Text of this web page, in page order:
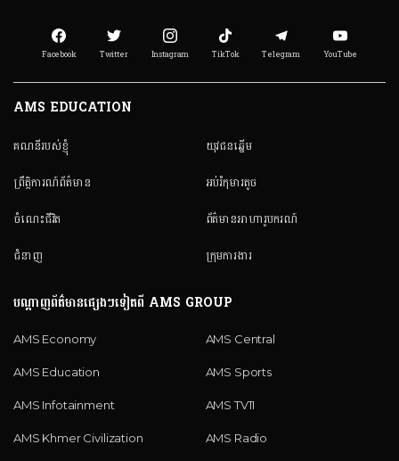
Facebook Twitter Instagram TikTok Telegram YouTube
AMS EDUCATION
គណនី​របស់ខ្ញុំ
ព្រឹត្តិការណ៍ព័ត៌មាន
ចំណេះជីវិត
ជំនាញ
យុវជនឆ្នើម
អប់រំកុមារតូច
ព័ត៌មានអាហារូបករណ៍
ក្រុមការងារ
បណ្តាញព័ត៌មានផ្សេងៗទៀតពី AMS GROUP
AMS Economy
AMS Education
AMS Infotainment
AMS Khmer Civilization
AMS Central
AMS Sports
AMS TV11
AMS Radio